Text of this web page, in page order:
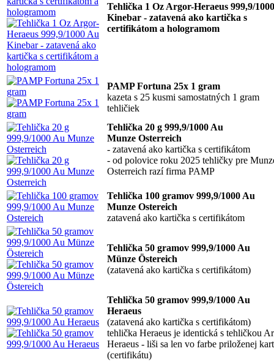
Tehlička 1 Oz Argor-Heraeus 999,9/
Kinebar - zatavená ako kartička s
certifikátom a hologramom
PAMP Fortuna 25x 1 gram
kazeta s 25 kusmi samostatných 1 gram
tehličiek
Tehlička 20 g 999,9/1000 Au
Munze Osterreich
- zatavená ako kartička s certifikátom
- od polovice roku 2025 tehličky pre
Osterreich razí firma PAMP
Tehlička 100 gramov 999,9/1000 Au
Munze Ostereich
zatavená ako kartička s certifikátom
Tehlička 50 gramov 999,9/1000 Au
Münze Östereich
(zatavená ako kartička s certifikátom)
Tehlička 50 gramov 999,9/1000 Au
Heraeus
(zatavená ako kartička s certifikátom)
tehlička Heraeus je identická s tehličkou
Heraeus - liši sa len vo farbe priloženej
(certifikátu)